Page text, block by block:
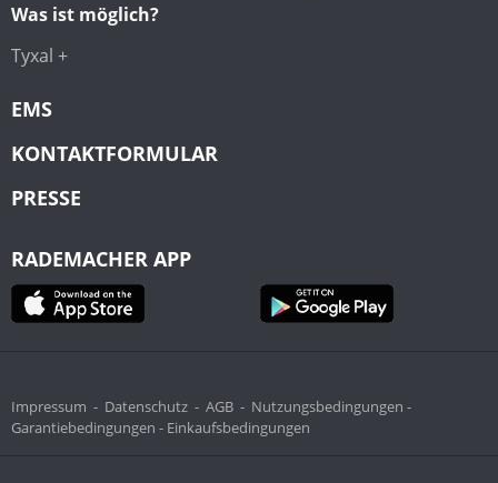
Was ist möglich?
Tyxal +
EMS
KONTAKTFORMULAR
PRESSE
RADEMACHER APP
Impressum - Datenschutz - AGB - Nutzungsbedingungen -
Garantiebedingungen - Einkaufsbedingungen